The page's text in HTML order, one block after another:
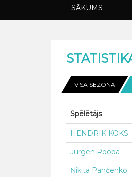
SĀKUMS
VISA SEZONA
Spēlētājs
HENDRIK KOKS
Jürgen Rooba
Ņikita Pančenko